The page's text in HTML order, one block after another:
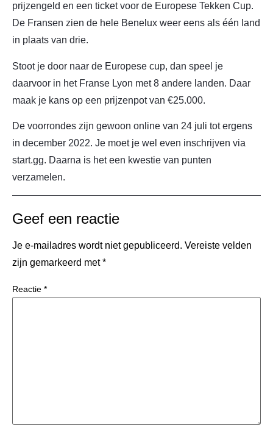
prijzengeld en een ticket voor de Europese Tekken Cup.
De Fransen zien de hele Benelux weer eens als één land
in plaats van drie.
Stoot je door naar de Europese cup, dan speel je
daarvoor in het Franse Lyon met 8 andere landen. Daar
maak je kans op een prijzenpot van €25.000.
De voorrondes zijn gewoon online van 24 juli tot ergens
in december 2022. Je moet je wel even inschrijven via
start.gg. Daarna is het een kwestie van punten
verzamelen.
Geef een reactie
Je e-mailadres wordt niet gepubliceerd. Vereiste velden
zijn gemarkeerd met*
Reactie *